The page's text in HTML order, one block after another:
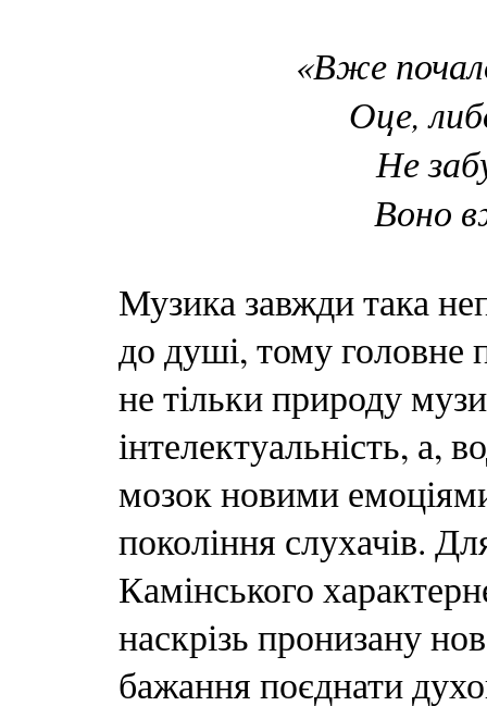
«Вже
Оце,
Не
Воно
Музика завжди така
до душі, тому головне
не тільки природу
інтелектуальність, а,
мозок новими
покоління слухачів.
Камінського
наскрізь пронизану
бажання поєднати